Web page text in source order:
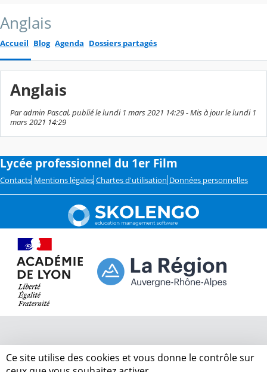
Anglais
Accueil Blog Agenda Dossiers partagés
Anglais
Par admin Pascal, publié le lundi 1 mars 2021 14:29 - Mis à jour le lundi 1
mars 2021 14:29
Lycée professionnel du 1er Film
Contacts Mentions légales Chartes d'utilisation Données personnelles
Ce site utilise des cookies et vous donne le contrôle sur